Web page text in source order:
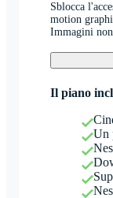
Sblocca
motion
Immagini
Il piano
Un